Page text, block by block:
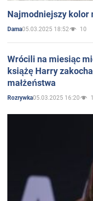
Najmodniejszy kolor
Dama05.03.2025 18:52 10
Wrócili na miesiąc
książę Harry
małżeństwa
Rozrywka05.03.2025 16:20 1